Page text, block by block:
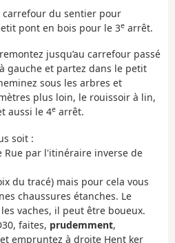
carrefour du sentier pour
pont en bois pour le 3e arrêt.
jusqu’au carrefour passé
gauche et partez dans le petit
sous les arbres et
plus loin, le rouissoir à lin,
aussi le 4e arrêt.
soit :
Rue par l'itinéraire inverse de
du tracé) mais pour cela vous
chaussures étanches. Le
vaches, il peut être boueux.
faites, prudemment,
empruntez à droite Hent ker